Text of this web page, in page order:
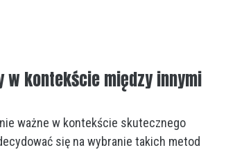
w kontekście między innymi
ważne w kontekście skutecznego
się na wybranie takich metod